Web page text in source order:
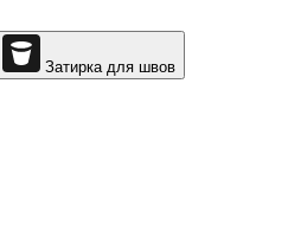
Затирка для швов